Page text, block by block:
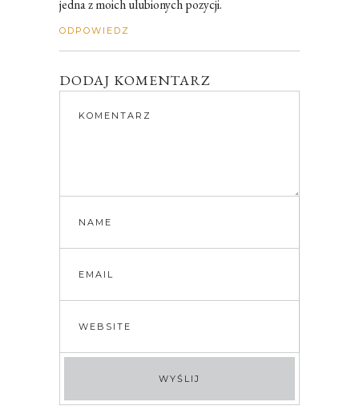
jedna z moich ulubionych pozycji.
ODPOWIEDZ
DODAJ KOMENTARZ